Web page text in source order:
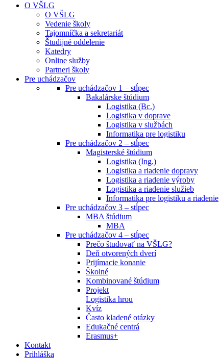
O VŠLG
O VŠLG
Vedenie školy
Tajomníčka a sekretariát
Študijné oddelenie
Katedry
Online služby
Partneri školy
Pre uchádzačov
Pre uchádzačov 1 – stĺpec
Bakalárske štúdium
Logistika (Bc.)
Logistika v doprave
Logistika v službách
Informatika pre logistiku
Pre uchádzačov 2 – stĺpec
Magisterské štúdium
Logistika (Ing.)
Logistika a riadenie dopravy
Logistika a riadenie výroby
Logistika a riadenie služieb
Informatika pre logistiku a riadenie
Pre uchádzačov 3 – stĺpec
MBA štúdium
MBA
Pre uchádzačov 4 – stĺpec
Prečo študovať na VŠLG?
Deň otvorených dverí
Prijímacie konanie
Školné
Kombinované štúdium
Projekt
Logistika hrou
Kvíz
Často kladené otázky
Edukačné centrá
Erasmus+
Kontakt
Prihláška